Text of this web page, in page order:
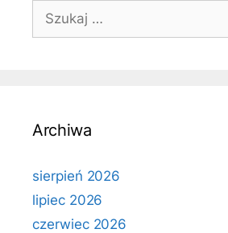
Szukaj:
Archiwa
sierpień 2026
lipiec 2026
czerwiec 2026